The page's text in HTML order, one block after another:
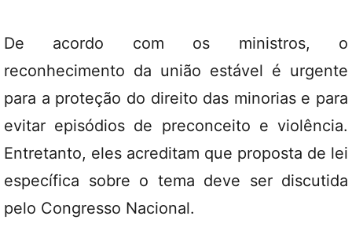
De acordo com os ministros, o
reconhecimento da união estável é urgente
para a proteção do direito das minorias e para
evitar episódios de preconceito e violência.
Entretanto, eles acreditam que proposta de lei
específica sobre o tema deve ser discutida
pelo Congresso Nacional.